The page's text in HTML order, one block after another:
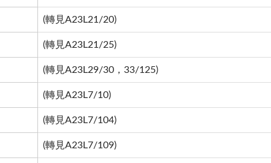
(轉見A23L21/20)
(轉見A23L21/25)
(轉見A23L29/30，33/125)
(轉見A23L7/10)
(轉見A23L7/104)
(轉見A23L7/109)